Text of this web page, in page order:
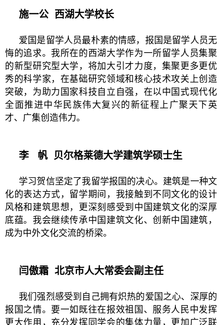
施一公 西湖大学校长
爱国是留学人员最朴素的情感，报国是留学人员无
悔的追求。我所在的西湖大学作为一所留学人员集聚
的新型研究型大学，将加大引才力度，集聚更多更优
秀的科学家，在基础研究领域和核心技术攻关上创造
突破，为助力国家科技自立自强，在以中国式现代化
全面推进中华民族伟大复兴的新征程上广聚天下英
才、广集创造伟力。
李 帆 贝尔格莱德大学建筑学硕士生
学习贺信坚定了我留学报国的决心。建筑是一种文
化的表达方式，留学期间，我接触到不同文化的设计
风格和建筑思想，更深刻感受到中国建筑文化的深厚
底蕴。我会继续传承中国建筑文化、创新中国建筑，
成为中外文化交流的桥梁。
闫傲霜 北京市人大常委会副主任
我们强烈感受到自己拥有炽热的爱国之心、深厚的
报国之情。要一如既往在报效祖国、服务人民中发挥
更大作用，充分发挥同学会的集体力量，更加广泛联